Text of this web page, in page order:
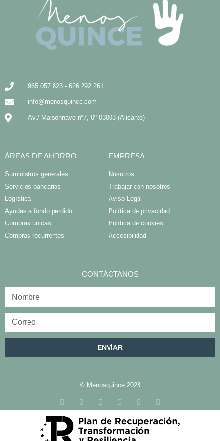
965 057 823 - 626 292 261
info@menosquince.com
Av./ Maisonnave nº7, 6º 03003 (Alicante)
ÁREAS DE AHORRO
Suministros generales
Servicios bancarios
Logística
Ayudas a fondo perdido
Compras únicas
Compras recurrentes
EMPRESA
Nosotros
Trabajar con nosotros
Aviso Legal
Política de privacidad
Política de cookies
Accesibilidad
CONTÁCTANOS
ENVÍAR
© Menosquince 2023